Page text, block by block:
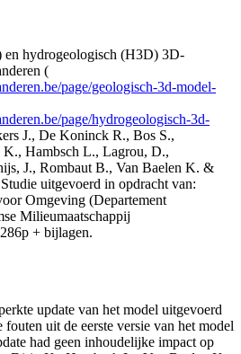
hydrogeologisch (H3D) 3D-
(
page/geologisch-3d-model-
page/hydrogeologisch-3d-
J., De Koninck R., Bos S.,
Hambsch L., Lagrou, D.,
J., Rombaut B., Van Baelen K. &
uitgevoerd in opdracht van:
Omgeving (Departement
Milieumaatschappij
+ bijlagen.
update van het model uitgevoerd
fouten uit de eerste versie van het model
had geen inhoudelijke impact op